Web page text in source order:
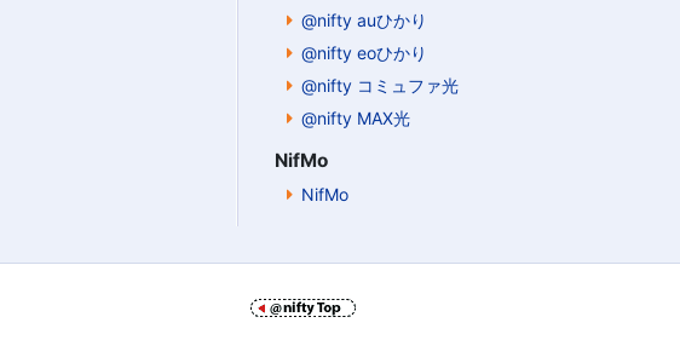
@nifty auひかり
@nifty eoひかり
@nifty コミュファ光
@nifty MAX光
NifMo
NifMo